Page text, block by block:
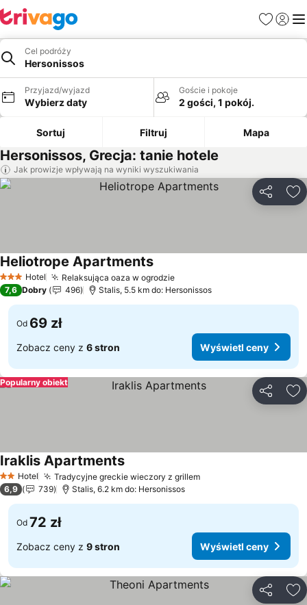
Ulubione
Cel podróży
Hersonissos
Przyjazd/wyjazd
Wybierz daty
Goście i pokoje
2 gości, 1 pokój.
Sortuj Filtruj Mapa
Hersonissos, Grecja: tanie hotele
Jak prowizje wpływają na wyniki wyszukiwania
3 Kategoria
Hotel Relaksująca oaza w ogrodzieWyświetl ceny
Heliotrope ApartmentsWyświetl ceny
7,6 Dobry 496 Stalis, 5.5 km do: Hersonissos
Od 69 zł
Zobacz ceny z 6 stron Wyświetl ceny
Popularny obiekt
2 Kategoria
Hotel Tradycyjne greckie wieczory z grillemWyświetl ceny
Iraklis ApartmentsWyświetl ceny
6,9 739 Stalis, 6.2 km do: Hersonissos
Od 72 zł
Zobacz ceny z 9 stron Wyświetl ceny